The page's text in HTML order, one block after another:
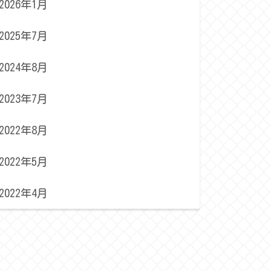
年1月
年7月
年8月
年7月
年8月
年5月
年4月